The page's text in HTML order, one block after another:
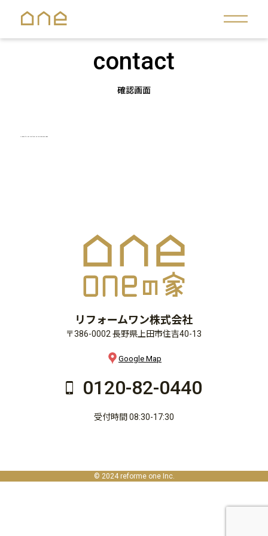
contact
確認画面
Please fill out the form on the previous page.
リフォームワン株式会社
〒386-0002 長野県上田市住吉40-13
Google Map
0120-82-0440
受付時間 08:30-17:30
© 2024 reforme one Inc.